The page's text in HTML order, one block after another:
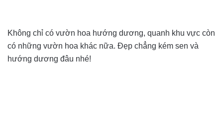
Không chỉ có vườn hoa hướng dương, quanh khu vực còn
có những vườn hoa khác nữa. Đẹp chẳng kém sen và
hướng dương đâu nhé!